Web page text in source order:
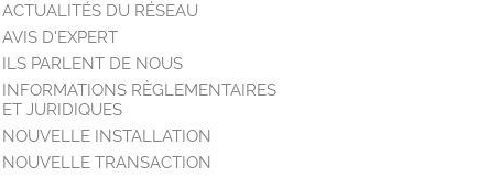
ACTUALITÉS DU RÉSEAU
AVIS D'EXPERT
ILS PARLENT DE NOUS
INFORMATIONS RÈGLEMENTAIRES
ET JURIDIQUES
NOUVELLE INSTALLATION
NOUVELLE TRANSACTION